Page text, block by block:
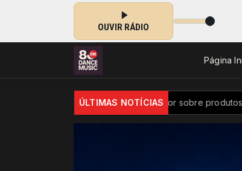
OUVIR RÁDIO
Tocando agora: Top billboard - Parte 2
Página
ÚLTIMAS NOTÍCIAS
passa a ter controle maior sobre produtos químicos